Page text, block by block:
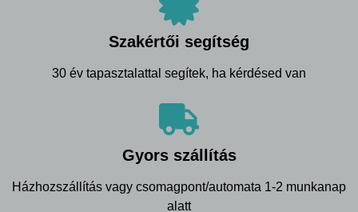
Szakértői segítség
30 év tapasztalattal segítek, ha kérdésed van
Gyors szállítás
Házhozszállítás vagy csomagpont/automata 1-2 munkanap
alatt